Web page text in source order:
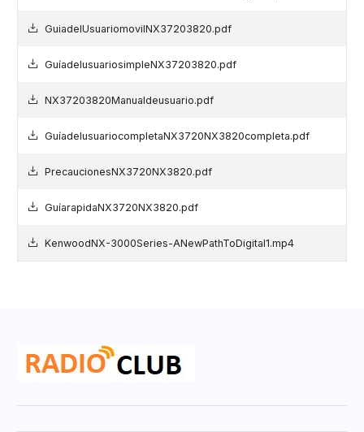
GuiadelUsuariomovilNX37203820.pdf
GuíadelusuariosimpleNX37203820.pdf
NX37203820Manualdeusuario.pdf
GuíadelusuariocompletaNX3720NX3820completa.pdf
PrecaucionesNX3720NX3820.pdf
GuíarapidaNX3720NX3820.pdf
KenwoodNX-3000Series-ANewPathToDigital1.mp4